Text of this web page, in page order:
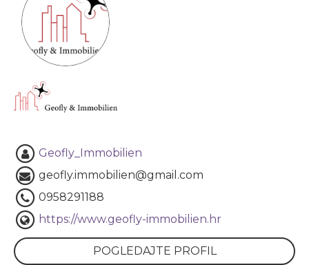
Geofly_Immobilien
geofly.immobilien@gmail.com
0958291188
https://www.geofly-immobilien.hr
POGLEDAJTE PROFIL